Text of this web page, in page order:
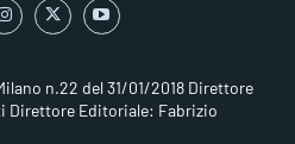
n.22 del 31/01/2018 Direttore
Direttore Editoriale: Fabrizio